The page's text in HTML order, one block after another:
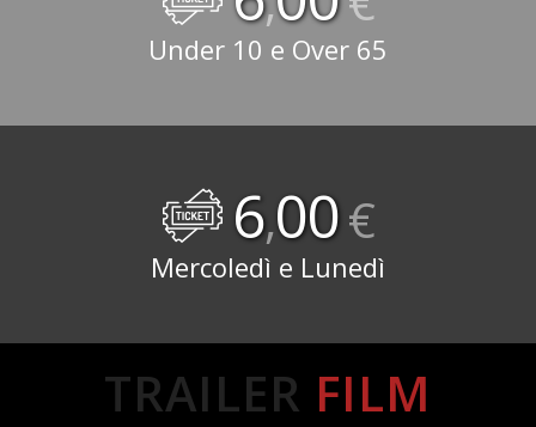
Under 10 e Over 65
6,00€
Mercoledì e Lunedì
TRAILER FILM